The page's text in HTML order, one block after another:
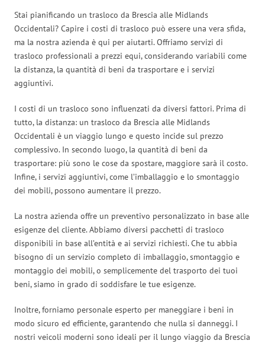
Stai pianificando un trasloco da Brescia alle Midlands
Occidentali? Capire i costi di trasloco può essere una vera sfida,
ma la nostra azienda è qui per aiutarti. Offriamo servizi di
trasloco professionali a prezzi equi, considerando variabili come
la distanza, la quantità di beni da trasportare e i servizi
aggiuntivi.
I costi di un trasloco sono influenzati da diversi fattori. Prima di
tutto, la distanza: un trasloco da Brescia alle Midlands
Occidentali è un viaggio lungo e questo incide sul prezzo
complessivo. In secondo luogo, la quantità di beni da
trasportare: più sono le cose da spostare, maggiore sarà il costo.
Infine, i servizi aggiuntivi, come l’imballaggio e lo smontaggio
dei mobili, possono aumentare il prezzo.
La nostra azienda offre un preventivo personalizzato in base alle
esigenze del cliente. Abbiamo diversi pacchetti di trasloco
disponibili in base all’entità e ai servizi richiesti. Che tu abbia
bisogno di un servizio completo di imballaggio, smontaggio e
montaggio dei mobili, o semplicemente del trasporto dei tuoi
beni, siamo in grado di soddisfare le tue esigenze.
Inoltre, forniamo personale esperto per maneggiare i beni in
modo sicuro ed efficiente, garantendo che nulla si danneggi. I
nostri veicoli moderni sono ideali per il lungo viaggio da Brescia